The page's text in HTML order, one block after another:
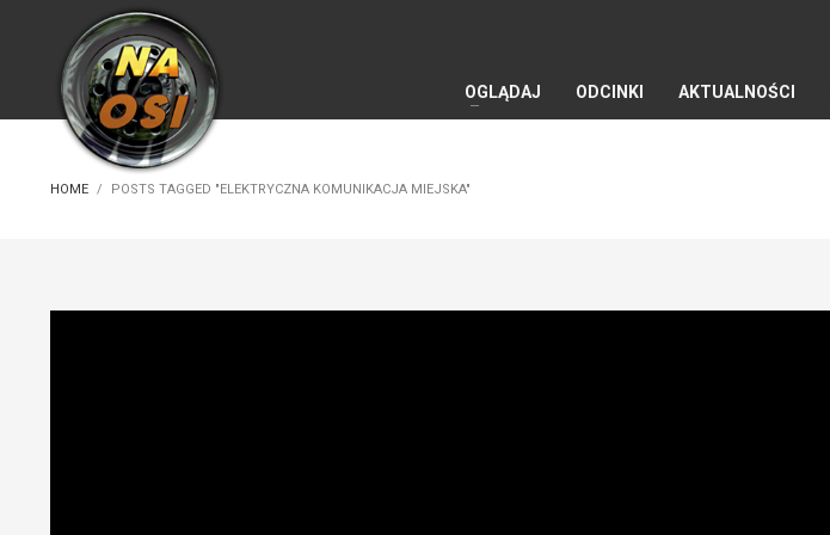
OGLĄDAJ ODCINKI AKTUALNOŚCI
HOME POSTS TAGGED "ELEKTRYCZNA KOMUNIKACJA MIEJSKA"